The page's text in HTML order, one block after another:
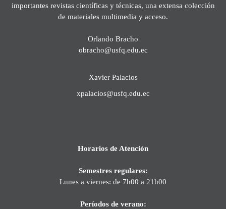
importantes revistas científicas y técnicas, una extensa colección
de materiales multimedia y acceso.
Orlando Bracho
obracho@usfq.edu.ec
Xavier Palacios
xpalacios@usfq.edu.ec
Horarios de Atención
Semestres regulares:
Lunes a viernes: de 7h00 a 21h00
Períodos de verano: